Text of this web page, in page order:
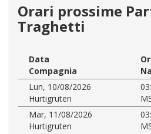
Orari prossime
Traghetti
Data
Compagnia
Lun, 10/08/2026
Hurtigruten
Mar, 11/08/2026
Hurtigruten